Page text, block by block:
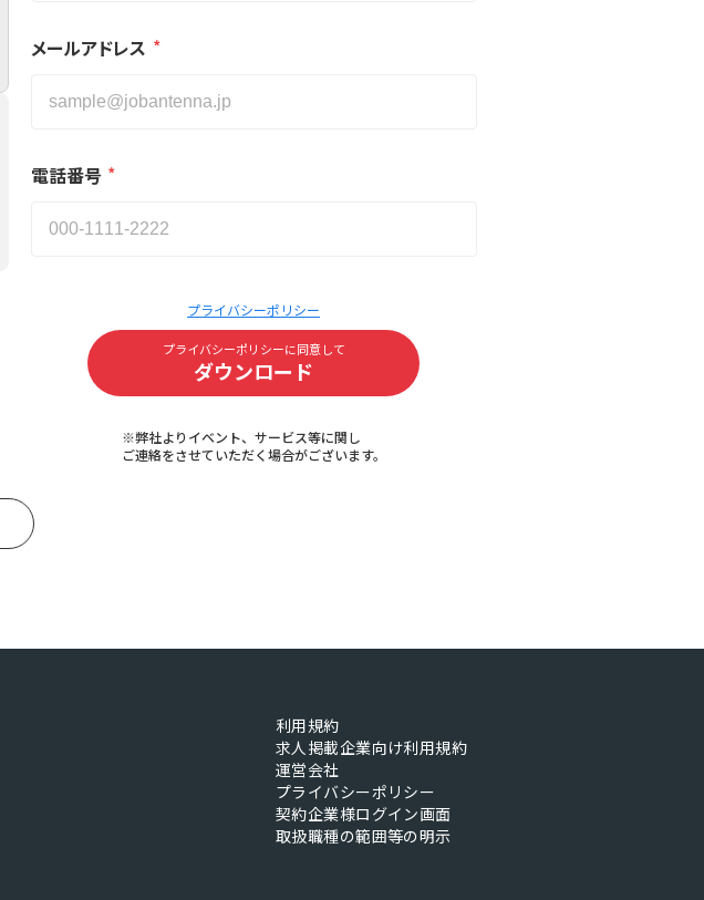
メールアドレス *
電話番号 *
プライバシーポリシー
プライバシーポリシーに同意して
ダウンロード
※弊社よりイベント、サービス等に関し
ご連絡をさせていただく場合がございます。
利用規約
求人掲載企業向け利用規約
運営会社
プライバシーポリシー
契約企業様ログイン画面
取扱職種の範囲等の明示